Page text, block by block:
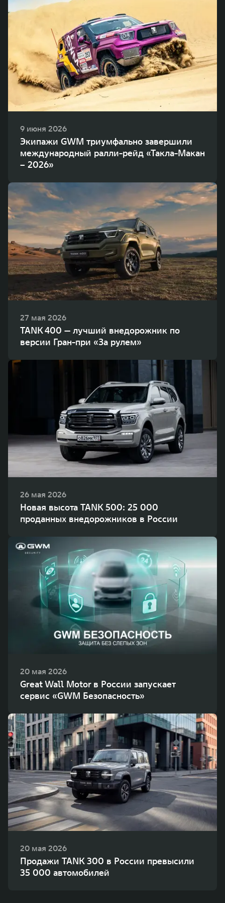
9 июня 2026
Экипажи GWM триумфально завершили
международный ралли-рейд «Такла-Макан
– 2026»
27 мая 2026
TANK 400 — лучший внедорожник по
версии Гран-при «За рулем»
26 мая 2026
Новая высота TANK 500: 25 000
проданных внедорожников в России
20 мая 2026
Great Wall Motor в России запускает
сервис «GWM Безопасность»
20 мая 2026
Продажи TANK 300 в России превысили
35 000 автомобилей